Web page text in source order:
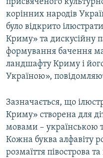
присвяченого
корінних народів
було відкрито
Криму» та дискусійну
формування бачення
ландшафту Криму і
Україною»,
Зазначається, що
Криму» створена для
мовами – українською
Кожна буква алфавіту
розмаїття півострова